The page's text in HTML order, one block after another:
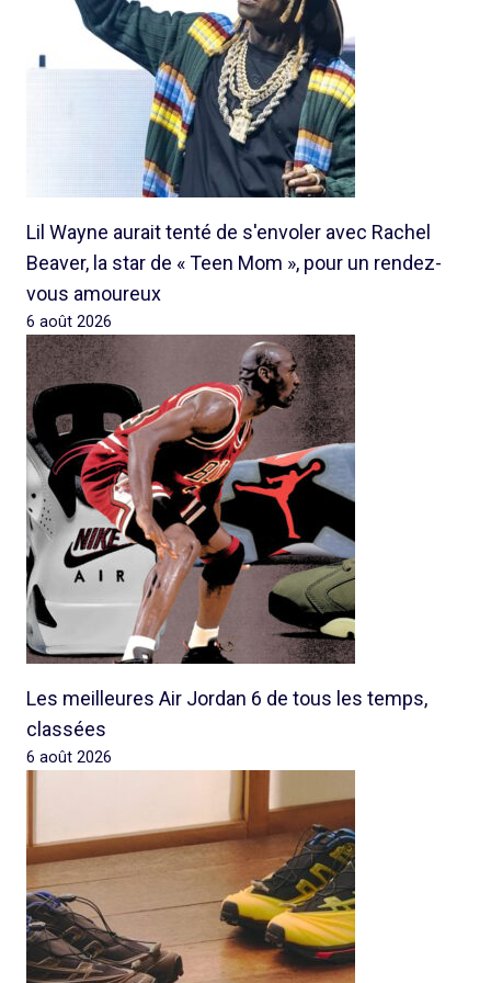
Lil Wayne aurait tenté de s'envoler avec Rachel
Beaver, la star de « Teen Mom », pour un rendez-
vous amoureux
6 août 2026
Les meilleures Air Jordan 6 de tous les temps,
classées
6 août 2026